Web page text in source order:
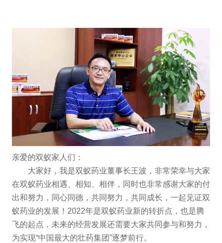
亲爱的双蚁家人们：
大家好，我是双蚁药业董事长王波，非常荣幸与大家
在双蚁药业相遇、相知、相伴，同时也非常感谢大家的付
出和努力，同心同德，共同努力，共同成长，一起见证双
蚁药业的发展！2022年是双蚁药业新的转折点，也是腾
飞的起点，未来的经营发展还需要大家共同参与和努力，
为实现“中国最大的壮药集团”逐梦前行。